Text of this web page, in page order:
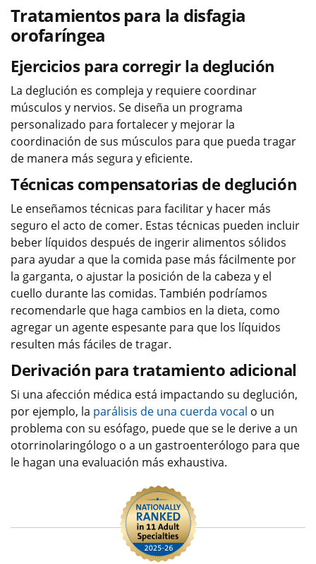
Tratamientos para la disfagia
orofaríngea
Ejercicios para corregir la deglución
La deglución es compleja y requiere coordinar
músculos y nervios. Se diseña un programa
personalizado para fortalecer y mejorar la
coordinación de sus músculos para que pueda tragar
de manera más segura y eficiente.
Técnicas compensatorias de deglución
Le enseñamos técnicas para facilitar y hacer más
seguro el acto de comer. Estas técnicas pueden incluir
beber líquidos después de ingerir alimentos sólidos
para ayudar a que la comida pase más fácilmente por
la garganta, o ajustar la posición de la cabeza y el
cuello durante las comidas. También podríamos
recomendarle que haga cambios en la dieta, como
agregar un agente espesante para que los líquidos
resulten más fáciles de tragar.
Derivación para tratamiento adicional
Si una afección médica está impactando su deglución,
por ejemplo, la parálisis de una cuerda vocal o un
problema con su esófago, puede que se le derive a un
otorrinolaringólogo o a un gastroenterólogo para que
le hagan una evaluación más exhaustiva.